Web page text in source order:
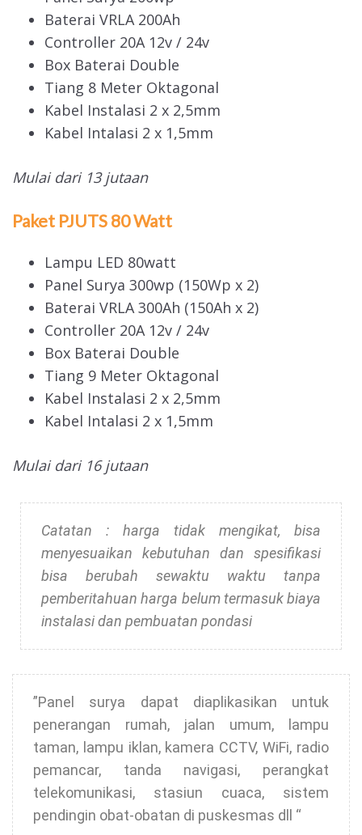
Baterai VRLA 200Ah
Controller 20A 12v / 24v
Box Baterai Double
Tiang 8 Meter Oktagonal
Kabel Instalasi 2 x 2,5mm
Kabel Intalasi 2 x 1,5mm
Mulai dari 13 jutaan
Paket PJUTS 80 Watt
Lampu LED 80watt
Panel Surya 300wp (150Wp x 2)
Baterai VRLA 300Ah (150Ah x 2)
Controller 20A 12v / 24v
Box Baterai Double
Tiang 9 Meter Oktagonal
Kabel Instalasi 2 x 2,5mm
Kabel Intalasi 2 x 1,5mm
Mulai dari 16 jutaan
Catatan : harga tidak mengikat, bisa
menyesuaikan kebutuhan dan spesifikasi
bisa berubah sewaktu waktu tanpa
pemberitahuanharga belum termasuk biaya
instalasi dan pembuatan pondasi
”Panel surya dapat diaplikasikan untuk
penerangan rumah, jalan umum, lampu
taman, lampu iklan, kamera CCTV, WiFi, radio
pemancar, tanda navigasi, perangkat
telekomunikasi, stasiun cuaca, sistem
pendingin obat-obatan di puskesmas dll “